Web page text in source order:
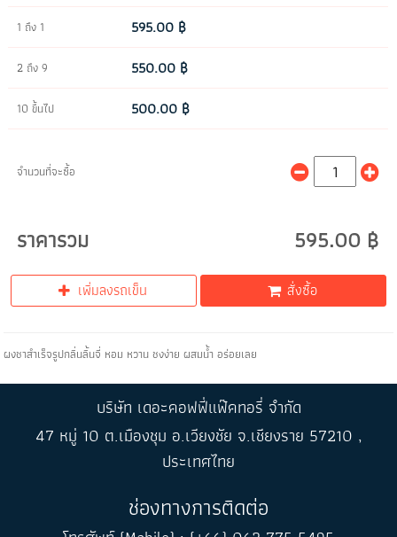
1 ถึง 1 595.00 ฿
2 ถึง 9 550.00 ฿
10 ขึ้นไป 500.00 ฿
จำนวนที่จะซื้อ
ราคารวม 595.00 ฿
เพิ่มลงรถเข็น สั่งซื้อ
ผงชาสำเร็จรูปกลิ่นลิ้นจี่ หอม หวาน ชงง่าย ผสมน้ำ อร่อยเลย
บริษัท เดอะคอฟฟี่แฟ๊คทอรี่ จำกัด
47 หมู่ 10 ต.เมืองชุม อ.เวียงชัย จ.เชียงราย 57210 ,
ประเทศไทย
ช่องทางการติดต่อ